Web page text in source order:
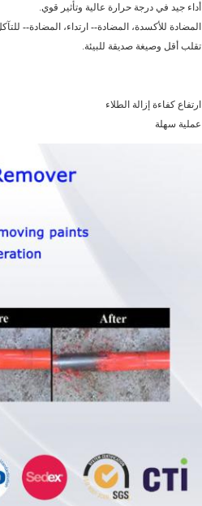
أداء جيد في درجة حرارة عالية وتأثير قوي.
المضادة للأكسدة، المضادة-- ارتداء، المضادة--
تقلب أقل وصيغة صديقة للبيئة.
ارتفاع كفاءة إزالة الطلاء
عملية سهلة